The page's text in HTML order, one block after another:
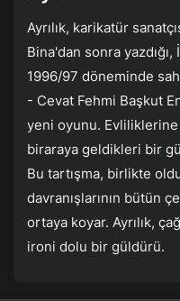
Ayrılık, karikatür
Bina'dan sonra
1996/97 döneminde
- Cevat Fehmi Başkut
yeni oyunu.
biraraya geldikleri bir
Bu tartışma, birlikte
davranışlarının bütün
ortaya koyar. Ayrılık,
ironi dolu bir güldürü.